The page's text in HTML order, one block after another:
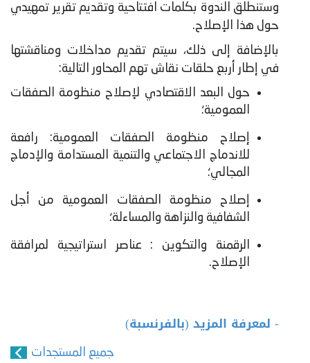
وستنطلق الندوة بكلمات افتتاحية وتقديم تقرير تمهيدي
حول هذا الإصلاح.
بالإضافة إلى ذلك، سيتم تقديم مداخلات ومناقشتها
في إطار أربع حلقات نقاش تهم المحاور التالية:
حول البعد الاقتصادي لإصلاح منظومة الصفقات
العمومية؛
إصلاح منظومة الصفقات العمومية: رافعة
للاندماج الاجتماعي والتنمية المستدامة والإدماج
المجالي؛
إصلاح منظومة الصفقات العمومية من أجل
الشفافية والنزاهة والمساءلة؛
الرقمنة والتكوين : عناصر استراتيجية لمرافقة
الإصلاح.
- لمعرفة المزيد (بالفرنسبة)
جميع المستجدات